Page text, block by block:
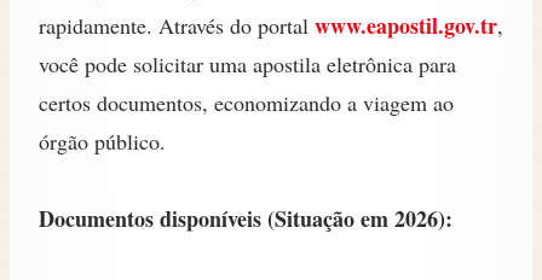
rapidamente. Através do portal www.eapostil.gov.tr,
você pode solicitar uma apostila eletrônica para
certos documentos, economizando a viagem ao
órgão público.
Documentos disponíveis (Situação em 2026):